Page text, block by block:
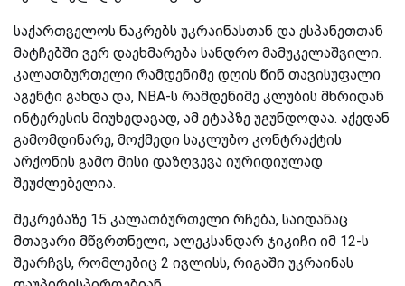
საქართველოს ნაკრებს უკრაინასთან და ესპანეთთან
მატჩებში ვერ დაეხმარება სანდრო მამუკელაშვილი.
კალათბურთელი რამდენიმე დღის წინ თავისუფალი
აგენტი გახდა და, NBA-ს რამდენიმე კლუბის მხრიდან
ინტერესის მიუხედავად, ამ ეტაპზე უგუნდოდაა. აქედან
გამომდინარე, მოქმედი საკლუბო კონტრაქტის
არქონის გამო მისი დაზღვევა იურიდიულად
შეუძლებელია.
შეკრებაზე 15 კალათბურთელი რჩება, საიდანაც
მთავარი მწვრთნელი, ალეკსანდარ ჯიკიჩი იმ 12-ს
შეარჩვს, რომლებიც 2 ივლისს, რიგაში უკრაინას